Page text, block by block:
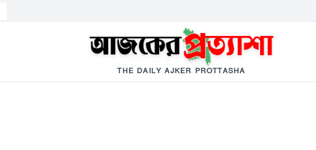
THE DAILY AJKER PROTTASHA